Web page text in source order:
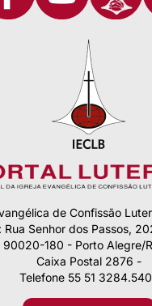
de Confissão
Rua Senhor dos Passos,
90020-180 - Porto Alegre/
Caixa Postal 2876 -
Telefone 55 51